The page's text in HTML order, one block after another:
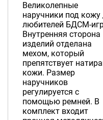
Великолепные
наручники под кожу
любителей БДСМ-
Внутренняя сторона
изделий отделана
мехом, который
препятствует
кожи. Размер
наручников
регулируется с
помощью ремней. В
комплект входит